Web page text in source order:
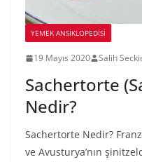
YEMEK ANSİKLOPEDİSİ
19 Mayıs 2020 Salih
Sachertorte
Nedir?
Sachertorte Nedir?
ve Avusturya’nın